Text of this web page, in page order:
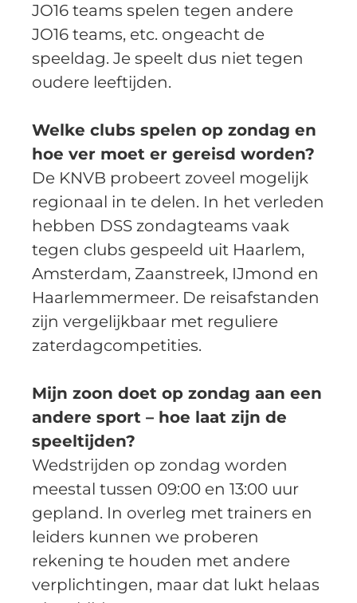
JO16 teams spelen tegen andere
JO16 teams, etc. ongeacht de
speeldag. Je speelt dus niet tegen
oudere leeftijden.
Welke clubs spelen op zondag en
hoe ver moet er gereisd worden?
De KNVB probeert zoveel mogelijk
regionaal in te delen. In het verleden
hebben DSS zondagteams vaak
tegen clubs gespeeld uit Haarlem,
Amsterdam, Zaanstreek, IJmond en
Haarlemmermeer. De reisafstanden
zijn vergelijkbaar met reguliere
zaterdagcompetities.
Mijn zoon doet op zondag aan een
andere sport – hoe laat zijn de
speeltijden?
Wedstrijden op zondag worden
meestal tussen 09:00 en 13:00 uur
gepland. In overleg met trainers en
leiders kunnen we proberen
rekening te houden met andere
verplichtingen, maar dat lukt helaas